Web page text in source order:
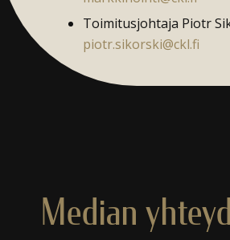
Toimitusjohtaja Piotr
piotr.sikorski@ckl.fi
Median